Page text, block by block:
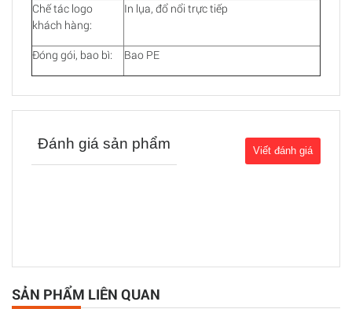
Chế tác logo
khách hàng:
In lụa, đổ nổi trực tiếp
Đóng gói, bao bì: Bao PE
Đánh giá sản phẩm
SẢN PHẨM LIÊN QUAN